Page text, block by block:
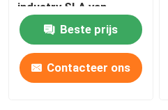
industry SLA van
DLMS 3D
Beste prijs
Contacteer ons